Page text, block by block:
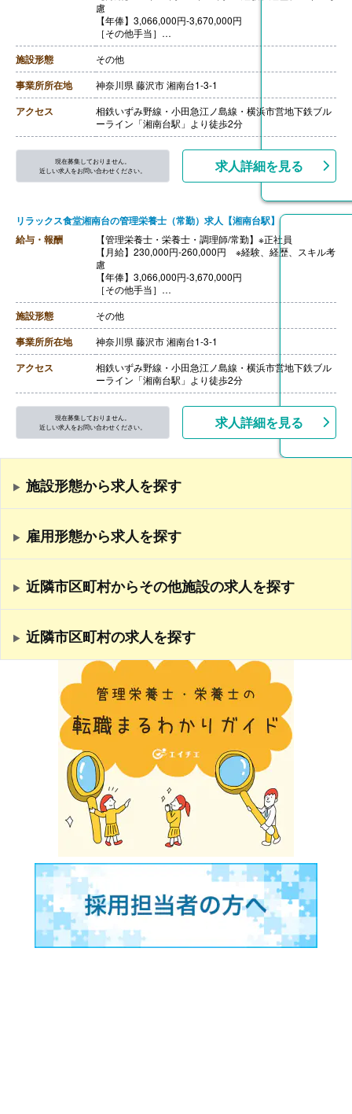
慮
【年俸】3,066,000円-3,670,000円
［その他手当］
・時間外手当 1分単位で支給
・深夜割増手当 1分単位で支給
【賞与】年2回
【通勤手当】あり（上限50,000円/月）
【退職金】なし
施設形態 その他
事業所所在地 神奈川県 藤沢市 湘南台1-3-1
アクセス
相鉄いずみ野線・小田急江ノ島線・横浜市営地下鉄ブル
ーライン「湘南台駅」より徒歩2分
現在募集しておりません。
近しい求人をお問い合わせください。
求人詳細を見る
リラックス食堂湘南台の管理栄養士（常勤）求人【湘南台駅】
給与・報酬
【管理栄養士・栄養士・調理師/常勤】※正社員
【月給】230,000円-260,000円 ※経験、経歴、スキル考
慮
【年俸】3,066,000円-3,670,000円
［その他手当］
・時間外手当 1分単位で支給
・深夜割増手当 1分単位で支給
【賞与】年2回
【通勤手当】あり（上限50,000円/月）
【退職金】なし
施設形態 その他
事業所所在地 神奈川県 藤沢市 湘南台1-3-1
アクセス
相鉄いずみ野線・小田急江ノ島線・横浜市営地下鉄ブル
ーライン「湘南台駅」より徒歩2分
現在募集しておりません。
近しい求人をお問い合わせください。
求人詳細を見る
施設形態から求人を探す
雇用形態から求人を探す
近隣市区町村からその他施設の求人を探す
近隣市区町村の求人を探す